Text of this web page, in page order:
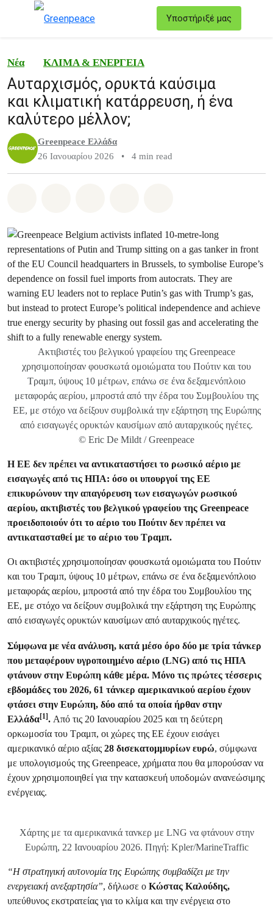
Υποστήριξέ μας
Νέα ΚΛΙΜΑ & ΕΝΕΡΓΕΙΑ
Αυταρχισμός, ορυκτά καύσιμα
και κλιματική κατάρρευση, ή ένα
καλύτερο μέλλον;
Greenpeace Ελλάδα
26 Ιανουαρίου 2026
• 4 min read
Ακτιβιστές του βελγικού γραφείου της Greenpeace
χρησιμοποίησαν φουσκωτά ομοιώματα του Πούτιν και του
Τραμπ, ύψους 10 μέτρων, επάνω σε ένα δεξαμενόπλοιο
μεταφοράς αερίου, μπροστά από την έδρα του Συμβουλίου της
ΕΕ, με στόχο να δείξουν συμβολικά την εξάρτηση της Ευρώπης
από εισαγωγές ορυκτών καυσίμων από αυταρχικούς ηγέτες.
© Eric De Mildt / Greenpeace
Η ΕΕ δεν πρέπει να αντικαταστήσει το ρωσικό αέριο με
εισαγωγές από τις ΗΠΑ: όσο οι υπουργοί της ΕΕ
επικυρώνουν την απαγόρευση των εισαγωγών ρωσικού
αερίου, ακτιβιστές του βελγικού γραφείου της Greenpeace
προειδοποιούν ότι το αέριο του Πούτιν δεν πρέπει να
αντικατασταθεί με το αέριο του Τραμπ.
Οι ακτιβιστές χρησιμοποίησαν φουσκωτά ομοιώματα του Πούτιν
και του Τραμπ, ύψους 10 μέτρων, επάνω σε ένα δεξαμενόπλοιο
μεταφοράς αερίου, μπροστά από την έδρα του Συμβουλίου της
ΕΕ, με στόχο να δείξουν συμβολικά την εξάρτηση της Ευρώπης
από εισαγωγές ορυκτών καυσίμων από αυταρχικούς ηγέτες.
Σύμφωνα με νέα ανάλυση, κατά μέσο όρο δύο με τρία τάνκερ
που μεταφέρουν υγροποιημένο αέριο (LNG) από τις ΗΠΑ
φτάνουν στην Ευρώπη κάθε μέρα. Μόνο τις πρώτες τέσσερις
εβδομάδες του 2026, 61 τάνκερ αμερικανικού αερίου έχουν
φτάσει στην Ευρώπη, δύο από τα οποία ήρθαν στην
Ελλάδα[1]. Από τις 20 Ιανουαρίου 2025 και τη δεύτερη
ορκωμοσία του Τραμπ, οι χώρες της ΕΕ έχουν εισάγει
αμερικανικό αέριο αξίας 28 δισεκατομμυρίων ευρώ, σύμφωνα
με υπολογισμούς της Greenpeace, χρήματα που θα μπορούσαν να
έχουν χρησιμοποιηθεί για την κατασκευή υποδομών ανανεώσιμης
ενέργειας.
Χάρτης με τα αμερικανικά τανκερ με LNG να φτάνουν στην
Ευρώπη, 22 Ιανουαρίου 2026. Πηγή: Kpler/MarineTraffic
“Η στρατηγική αυτονομία της Ευρώπης συμβαδίζει με την
ενεργειακή ανεξαρτησία”, δήλωσε ο Κώστας Καλούδης,
υπεύθυνος εκστρατείας για το κλίμα και την ενέργεια στο